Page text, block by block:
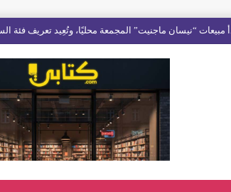
مبيعات “نيسان ماجنيت” المجمعة محليًا، وتُعِيد تعريف فئة